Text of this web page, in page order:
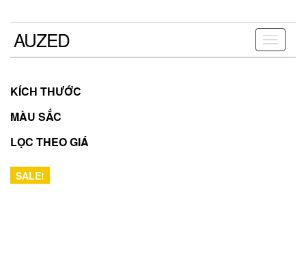
content
Toggle
AUZED
KÍCH THƯỚC
MÀU SẮC
LỌC THEO GIÁ
SALE!